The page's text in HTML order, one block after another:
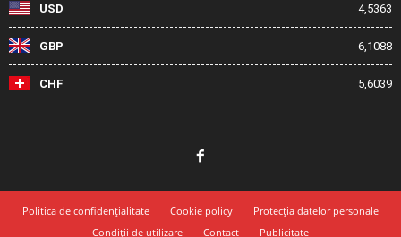
USD 4,5363
GBP 6,1088
CHF 5,6039
Politica de confidențialitate Cookie policy
Protecția datelor personale
Condiții de utilizare
Contact Publicitate